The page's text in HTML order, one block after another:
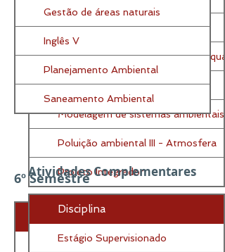
Gerenciamento de Resíduos
Gestão ambiental e sistemas da
Gestão de Recursos Hídricos
Modelagem de sistemas ambientais
Poluição ambiental III - Atmosfera
Projeto Integrador
Gestão de áreas naturais
Inglês V
Planejamento Ambiental
Saneamento Ambiental
6º Semestre
Disciplina
Inglês VI
Atividades Complementares
Disciplina
Estágio Supervisionado